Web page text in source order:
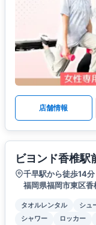
店舗情報
ビヨンド香椎駅
千早駅から徒歩14分
福岡県福岡市東区
タオルレンタル シュ
シャワー
ロッカー